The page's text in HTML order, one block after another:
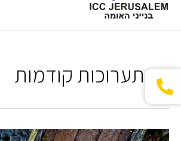
תערוכות קודמות
"דברים